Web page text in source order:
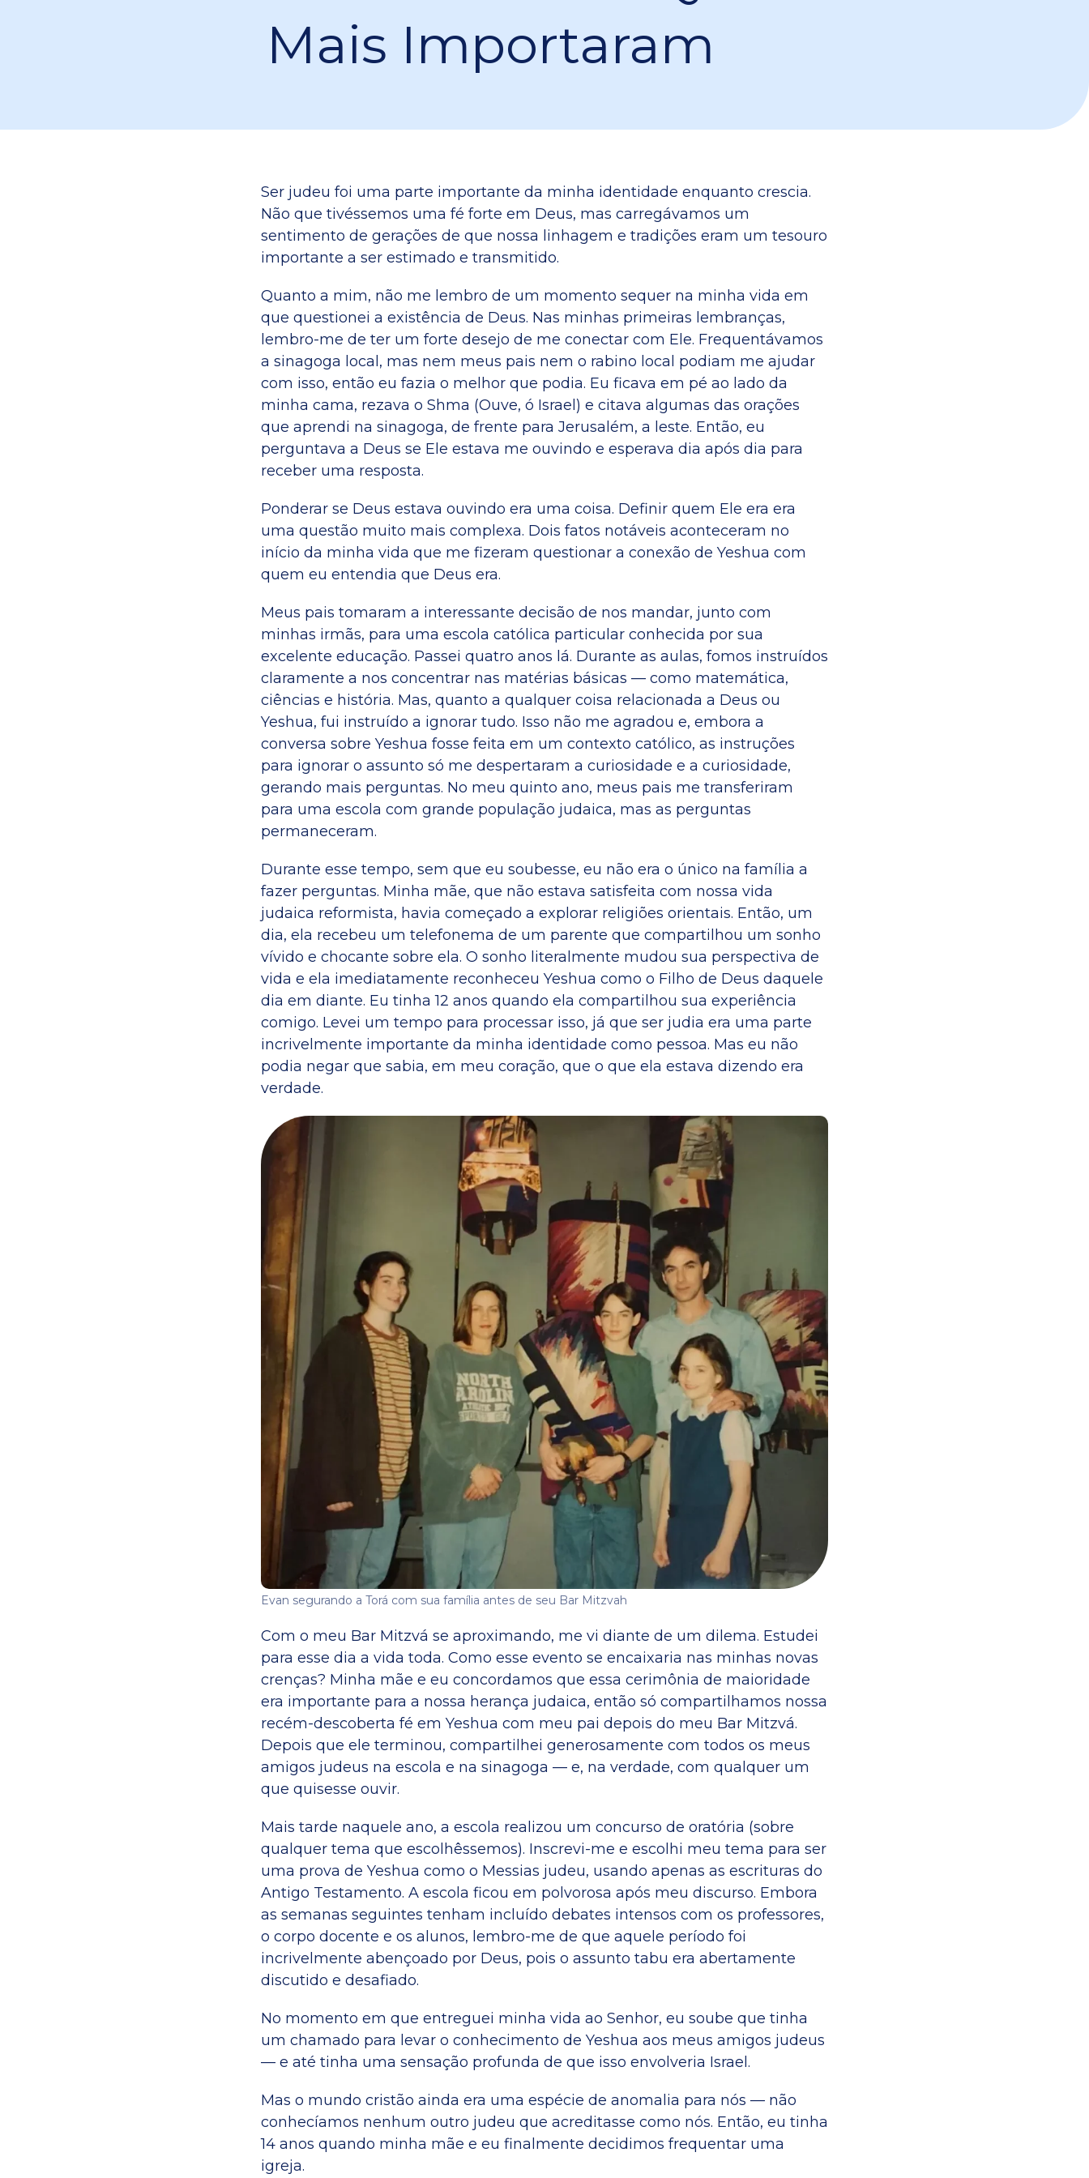
Mais Importaram
Ser judeu foi uma parte importante da minha identidade enquanto crescia.
Não que tivéssemos uma fé forte em Deus, mas carregávamos um
sentimento de gerações de que nossa linhagem e tradições eram um tesouro
importante a ser estimado e transmitido.
Quanto a mim, não me lembro de um momento sequer na minha vida em
que questionei a existência de Deus. Nas minhas primeiras lembranças,
lembro-me de ter um forte desejo de me conectar com Ele. Frequentávamos
a sinagoga local, mas nem meus pais nem o rabino local podiam me ajudar
com isso, então eu fazia o melhor que podia. Eu ficava em pé ao lado da
minha cama, rezava o Shma (Ouve, ó Israel) e citava algumas das orações
que aprendi na sinagoga, de frente para Jerusalém, a leste. Então, eu
perguntava a Deus se Ele estava me ouvindo e esperava dia após dia para
receber uma resposta.
Ponderar se Deus estava ouvindo era uma coisa. Definir quem Ele era era
uma questão muito mais complexa. Dois fatos notáveis aconteceram no
início da minha vida que me fizeram questionar a conexão de Yeshua com
quem eu entendia que Deus era.
Meus pais tomaram a interessante decisão de nos mandar, junto com
minhas irmãs, para uma escola católica particular conhecida por sua
excelente educação. Passei quatro anos lá. Durante as aulas, fomos instruídos
claramente a nos concentrar nas matérias básicas — como matemática,
ciências e história. Mas, quanto a qualquer coisa relacionada a Deus ou
Yeshua, fui instruído a ignorar tudo. Isso não me agradou e, embora a
conversa sobre Yeshua fosse feita em um contexto católico, as instruções
para ignorar o assunto só me despertaram a curiosidade e a curiosidade,
gerando mais perguntas. No meu quinto ano, meus pais me transferiram
para uma escola com grande população judaica, mas as perguntas
permaneceram.
Durante esse tempo, sem que eu soubesse, eu não era o único na família a
fazer perguntas. Minha mãe, que não estava satisfeita com nossa vida
judaica reformista, havia começado a explorar religiões orientais. Então, um
dia, ela recebeu um telefonema de um parente que compartilhou um sonho
vívido e chocante sobre ela. O sonho literalmente mudou sua perspectiva de
vida e ela imediatamente reconheceu Yeshua como o Filho de Deus daquele
dia em diante. Eu tinha 12 anos quando ela compartilhou sua experiência
comigo. Levei um tempo para processar isso, já que ser judia era uma parte
incrivelmente importante da minha identidade como pessoa. Mas eu não
podia negar que sabia, em meu coração, que o que ela estava dizendo era
verdade.
Evan segurando a Torá com sua família antes de seu Bar Mitzvah
Com o meu Bar Mitzvá se aproximando, me vi diante de um dilema. Estudei
para esse dia a vida toda. Como esse evento se encaixaria nas minhas novas
crenças? Minha mãe e eu concordamos que essa cerimônia de maioridade
era importante para a nossa herança judaica, então só compartilhamos nossa
recém-descoberta fé em Yeshua com meu pai depois do meu Bar Mitzvá.
Depois que ele terminou, compartilhei generosamente com todos os meus
amigos judeus na escola e na sinagoga — e, na verdade, com qualquer um
que quisesse ouvir.
Mais tarde naquele ano, a escola realizou um concurso de oratória (sobre
qualquer tema que escolhêssemos). Inscrevi-me e escolhi meu tema para ser
uma prova de Yeshua como o Messias judeu, usando apenas as escrituras do
Antigo Testamento. A escola ficou em polvorosa após meu discurso. Embora
as semanas seguintes tenham incluído debates intensos com os professores,
o corpo docente e os alunos, lembro-me de que aquele período foi
incrivelmente abençoado por Deus, pois o assunto tabu era abertamente
discutido e desafiado.
No momento em que entreguei minha vida ao Senhor, eu soube que tinha
um chamado para levar o conhecimento de Yeshua aos meus amigos judeus
— e até tinha uma sensação profunda de que isso envolveria Israel.
Mas o mundo cristão ainda era uma espécie de anomalia para nós — não
conhecíamos nenhum outro judeu que acreditasse como nós. Então, eu tinha
14 anos quando minha mãe e eu finalmente decidimos frequentar uma
igreja.